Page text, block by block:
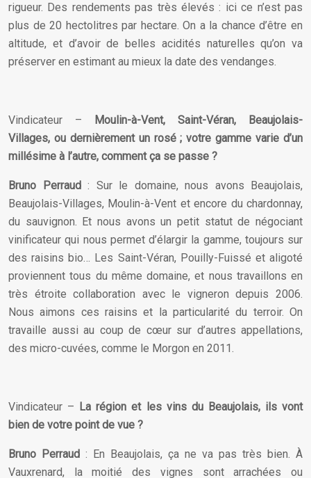
rigueur. Des rendements pas très élevés : ici ce n’est pas
plus de 20 hectolitres par hectare. On a la chance d’être en
altitude, et d’avoir de belles acidités naturelles qu’on va
préserver en estimant au mieux la date des vendanges.
Vindicateur –
Moulin-à-Vent, Saint-Véran, Beaujolais-
Villages, ou dernièrement un rosé ; votre gamme varie d’un
millésime à l’autre, comment ça se passe ?
Bruno Perraud: Sur le domaine, nous avons Beaujolais,
Beaujolais-Villages, Moulin-à-Vent et encore du chardonnay,
du sauvignon. Et nous avons un petit statut de négociant
vinificateur qui nous permet d’élargir la gamme, toujours sur
des raisins bio… Les Saint-Véran, Pouilly-Fuissé et aligoté
proviennent tous du même domaine, et nous travaillons en
très étroite collaboration avec le vigneron depuis 2006.
Nous aimons ces raisins et la particularité du terroir. On
travaille aussi au coup de cœur sur d’autres appellations,
des micro-cuvées, comme le Morgon en 2011.
Vindicateur – La région et les vins du Beaujolais, ils vont
bien de votre point de vue ?
Bruno Perraud : En Beaujolais, ça ne va pas très bien. À
Vauxrenard, la moitié des vignes sont arrachées ou